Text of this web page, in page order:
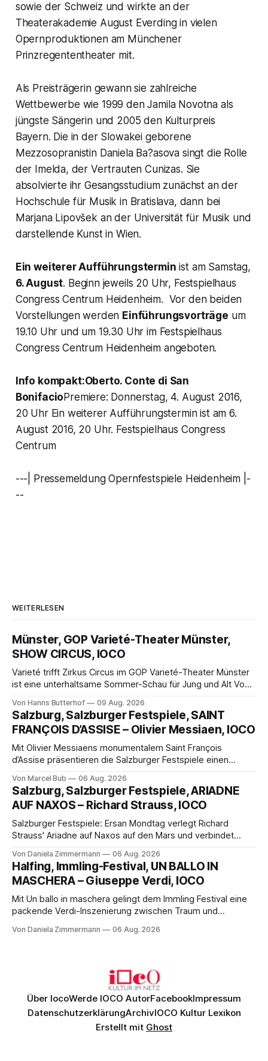
sowie der Schweiz und wirkte an der
Theaterakademie August Everding in vielen
Opernproduktionen am Münchener
Prinzregententheater mit.
Als Preisträgerin gewann sie zahlreiche
Wettbewerbe wie 1999 den Jamila Novotna als
jüngste Sängerin und 2005 den Kulturpreis
Bayern. Die in der Slowakei geborene
Mezzosopranistin Daniela Ba?asova singt die Rolle
der Imelda, der Vertrauten Cunizas. Sie
absolvierte ihr Gesangsstudium zunächst an der
Hochschule für Musik in Bratislava, dann bei
Marjana Lipovšek an der Universität für Musik und
darstellende Kunst in Wien.
Ein weiterer Aufführungstermin ist am Samstag,
6. August. Beginn jeweils 20 Uhr, Festspielhaus
Congress Centrum Heidenheim. Vor den beiden
Vorstellungen werden Einführungsvorträge um
19.10 Uhr und um 19.30 Uhr im Festspielhaus
Congress Centrum Heidenheim angeboten.
Info kompakt:Oberto. Conte di San
Bonifacio Premiere: Donnerstag, 4. August 2016,
20 Uhr Ein weiterer Aufführungstermin ist am 6.
August 2016, 20 Uhr. Festspielhaus Congress
Centrum
---| Pressemeldung Opernfestspiele Heidenheim |-
--
WEITERLESEN
Münster, GOP Varieté-Theater Münster,
SHOW CIRCUS, IOCO
Varieté trifft Zirkus Circus im GOP Varieté-Theater Münster
ist eine unterhaltsame Sommer-Schau für Jung und Alt Von
Münster der Vorhang zur neuen Show Circus hebt, erkundet
wohl auch eine junge Frau, wie es ist, wenn der Zirkus ins
Varieté kommt.
Von Hanns Butterhof 09 Aug. 2026
Salzburg, Salzburger Festspiele, SAINT
FRANÇOIS D’ASSISE – Olivier Messiaen, IOCO
Mit Olivier Messiaens monumentalem Saint François
d’Assise präsentieren die Salzburger Festspiele einen
eine bildgewaltige Inszenierung, Maxime Pascal entfaltet
die komplexe Partitur eindrucksvoll, Philippe Sly berührt als
Franziskus.
Von Marcel Bub 06 Aug. 2026
Salzburg, Salzburger Festspiele, ARIADNE
AUF NAXOS – Richard Strauss, IOCO
Salzburger Festspiele: Ersan Mondtag verlegt Richard
Strauss' Ariadne auf Naxos auf den Mars und verbindet
Aufführung mit starken Solisten und den Wiener
Philharmonikern, szenisch bleibt der zweite Akt jedoch
hinter den Erwartungen zurück.
Von Daniela Zimmermann 06 Aug. 2026
Halfing, Immling-Festival, UN BALLO IN
MASCHERA – Giuseppe Verdi, IOCO
Mit Un ballo in maschera gelingt dem Immling Festival eine
packende Verdi-Inszenierung zwischen Traum und
psychologische Tiefe mit starken Bildern, getragen von
Von Daniela Zimmermann 06 Aug. 2026
Über IocoWerde IOCO AutorFacebookImpressum
DatenschutzerklärungArchivIOCO Kultur Lexikon
Erstellt mit Ghost